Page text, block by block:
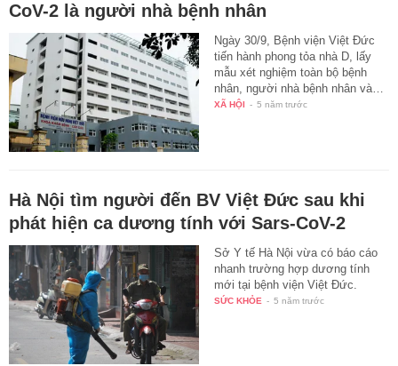
CoV-2 là người nhà bệnh nhân
Ngày 30/9, Bệnh viện Việt Đức
tiến hành phong tỏa nhà D, lấy
mẫu xét nghiệm toàn bộ bệnh
nhân, người nhà bệnh nhân và…
XÃ HỘI - 5 năm trước
Hà Nội tìm người đến BV Việt Đức sau khi
phát hiện ca dương tính với Sars-CoV-2
Sở Y tế Hà Nội vừa có báo cáo
nhanh trường hợp dương tính
mới tại bệnh viện Việt Đức.
SỨC KHỎE - 5 năm trước